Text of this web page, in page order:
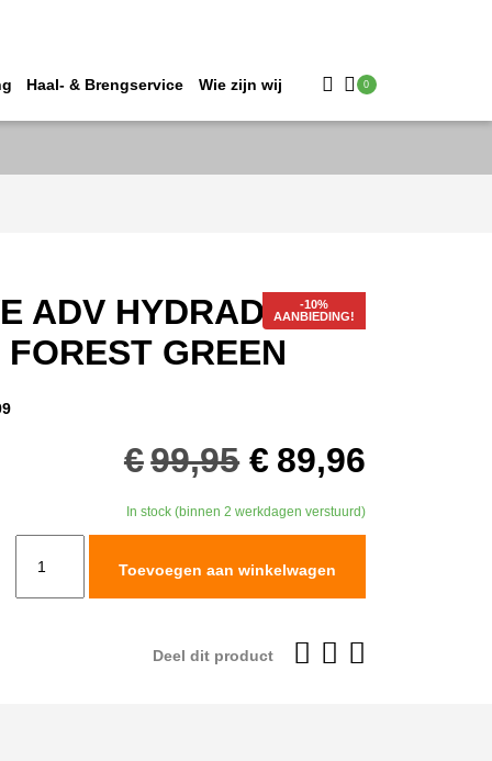
Haal- & Brengservice Wie zijn wij 0
AANBIEDING!
ADV HYDRADRI 5.5
GREEN
€99,95
prijs
was:
€99,95.
€ 89,96
is:
In stock (binnen 2 werkdagen verstuurd)
Toevoegen aan winkelwagen
Deel dit product